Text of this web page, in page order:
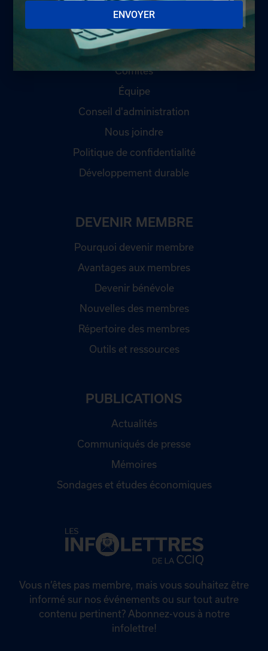
Offres d'emploi
Appel d'offres
Qui sommes-nous ?
Comités
Équipe
Conseil d'administration
Nous joindre
Politique de confidentialité
Développement durable
DEVENIR MEMBRE
Pourquoi devenir membre
Avantages aux membres
Devenir bénévole
Nouvelles des membres
Répertoire des membres
Outils et ressources
PUBLICATIONS
Actualités
Communiqués de presse
Mémoires
Sondages et études économiques
Vous n’êtes pas membre, mais vous souhaitez être
informé sur nos événements ou sur tout autre
contenu pertinent? Abonnez-vous à notre
infolettre!
ENVOYER